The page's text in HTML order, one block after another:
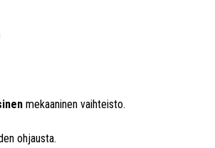
mekaaninen vaihteisto.
ohjausta.